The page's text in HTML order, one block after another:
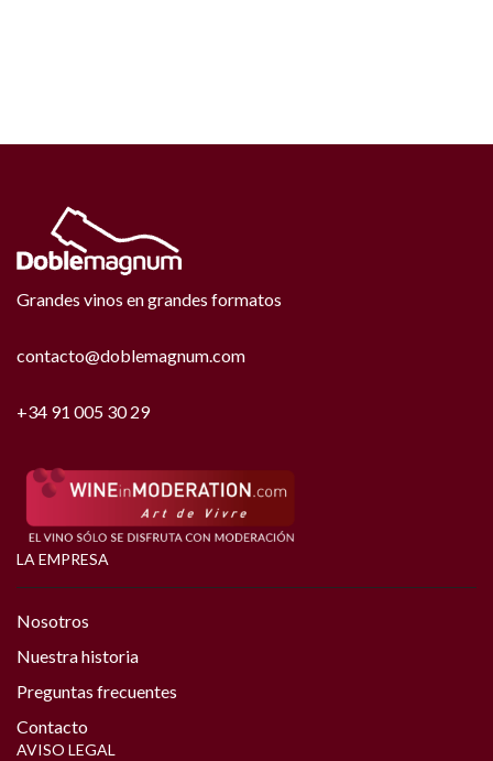
Grandes vinos en grandes formatos
contacto@doblemagnum.com
+34 91 005 30 29
LA EMPRESA
Nosotros
Nuestra historia
Preguntas frecuentes
Contacto
AVISO LEGAL